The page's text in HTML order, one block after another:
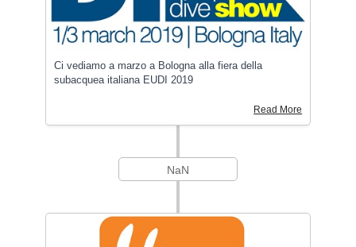
Ci vediamo a marzo a Bologna alla fiera della
subacquea italiana EUDI 2019
Read More
NaN